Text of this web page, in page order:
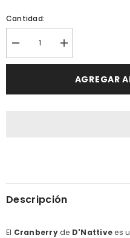
Cantidad:
Reducir
cantidad
porCranberry
Aumentar
cantidad
por
500mg
AGREGAR
Descripción
El Cranberry de D'Nattive es